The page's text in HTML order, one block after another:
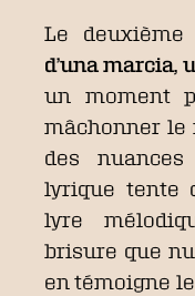
Le
d’una marcia,
un moment
mâchonner le
des nuances
lyrique tente
lyre
brisure que
en témoigne